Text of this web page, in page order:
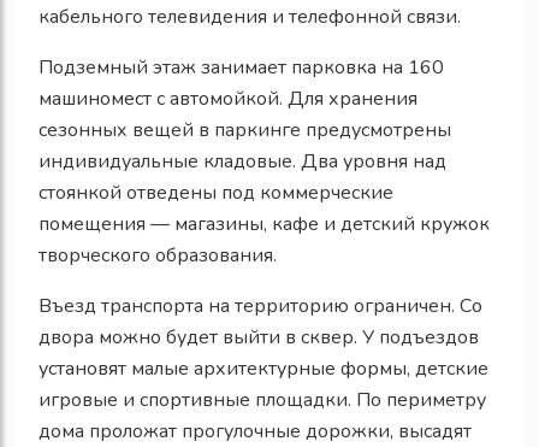
кабельного телевидения и телефонной связи.
Подземный этаж занимает парковка на 160
машиномест с автомойкой. Для хранения
сезонных вещей в паркинге предусмотрены
индивидуальные кладовые. Два уровня над
стоянкой отведены под коммерческие
помещения — магазины, кафе и детский кружок
творческого образования.
Въезд транспорта на территорию ограничен. Со
двора можно будет выйти в сквер. У подъездов
установят малые архитектурные формы, детские
игровые и спортивные площадки. По периметру
дома проложат прогулочные дорожки, высадят